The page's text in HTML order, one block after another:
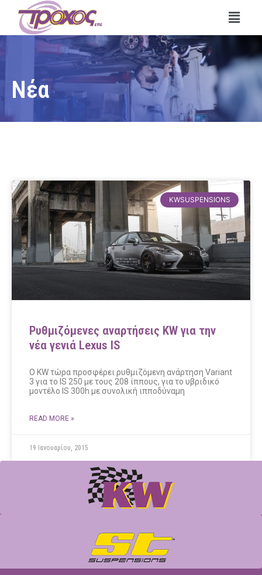
Νέα
KWSUSPENSIONS
Ρυθμιζόμενες αναρτήσεις KW για την
νέα γενιά Lexus IS
Ο KW τώρα προσφέρει ρυθμιζόμενη ανάρτηση Variant
3 για το IS 250 με τους 208 ίππους, για το υβριδικό
μοντέλο IS 300h με συνολική ιπποδύναμη
READ MORE »
19 Ιανουαρίου, 2015